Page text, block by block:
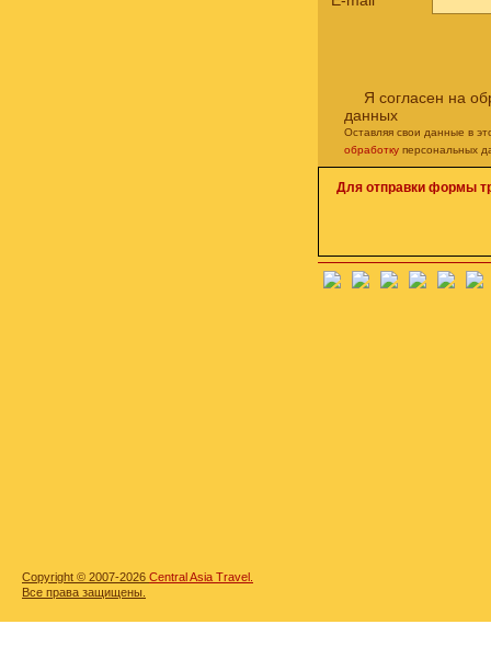
Я согласен на
данных
Оставляя свои данные в
обработку персональных
Для отправки формы
Copyright © 2007-2026 Central Asia Travel.
Все права защищены.